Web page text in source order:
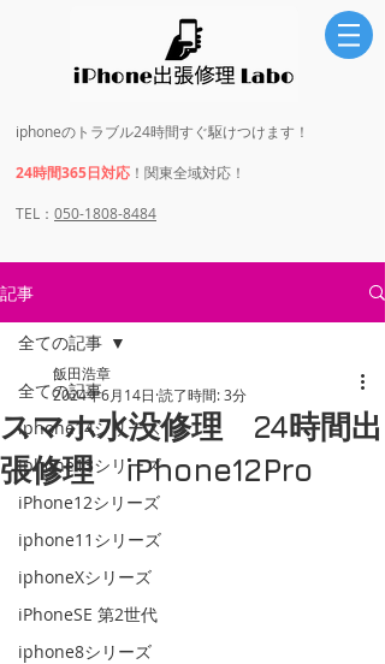
iphoneのトラブル24時間すぐ駆けつけます！
24時間365日対応 ！関東全域対応！
​​TEL： 050-1808-8484
記事
全ての記事
iphone14シリーズ
iphone13シリーズ
iPhone12シリーズ
iphone11シリーズ
iphoneXシリーズ
iPhoneSE 第2世代
iphone8シリーズ
全ての記事
スマホ水没修理 24時間出
張修理 iPhone12Pro
飯田浩章
2024年6月14日 読了時間: 3分